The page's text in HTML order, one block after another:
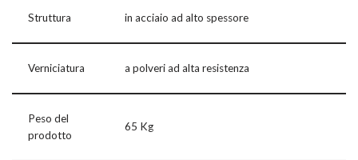
Struttura in acciaio ad alto spessore
Verniciatura a polveri ad alta resistenza
Peso del
prodotto
65 Kg